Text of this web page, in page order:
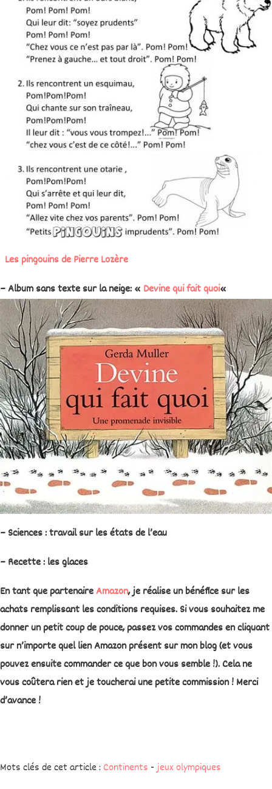
Les pingouins de Pierre Lozère
– Album sans texte sur la neige: « Devine qui fait quoi«
– Sciences : travail sur les états de l’eau
– Recette : les glaces
En tant que partenaireAmazon, je réalise un bénéfice sur les
achats remplissant les conditions requises. Si vous souhaitez me
donner un petit coup de pouce, passez vos commandes en cliquant
sur n’importe quel lien Amazon présent sur mon blog (et vous
pouvez ensuite commander ce que bon vous semble !). Cela ne
vous coûtera rien et je toucherai une petite commission ! Merci
d’avance !
Mots clés de cet article : Continents -jeux olympiques